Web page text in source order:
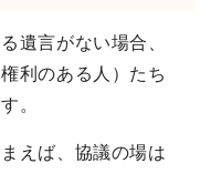
遺言がない場合、
利のある人）たち
。
えば、協議の場は